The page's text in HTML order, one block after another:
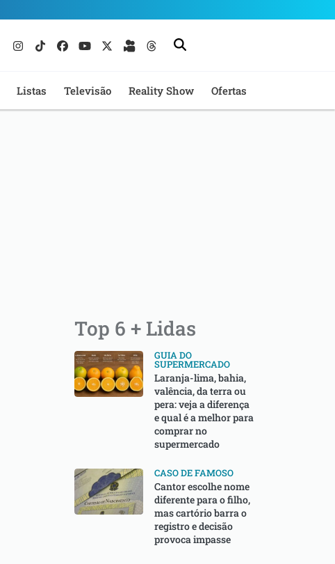
Listas Televisão Reality Show Ofertas
Top 6 + Lidas
GUIA DO
SUPERMERCADO
Laranja-lima, bahia,
valência, da terra ou
pera: veja a diferença
e qual é a melhor para
comprar no
supermercado
CASO DE FAMOSO
Cantor escolhe nome
diferente para o filho,
mas cartório barra o
registro e decisão
provoca impasse